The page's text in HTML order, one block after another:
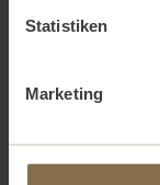
Statistiken
Marketing